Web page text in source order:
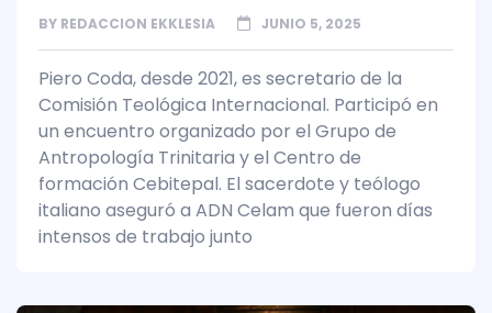
BY REDACCION EKKLESIA JUNIO 5, 2025
Piero Coda, desde 2021, es secretario de la
Comisión Teológica Internacional. Participó en
un encuentro organizado por el Grupo de
Antropología Trinitaria y el Centro de
formación Cebitepal. El sacerdote y teólogo
italiano aseguró a ADN Celam que fueron días
intensos de trabajo junto